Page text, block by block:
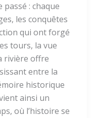
passé : chaque
les conquêtes
qui ont forgé
tours, la vue
rivière offre
entre la
historique
ainsi un
où l’histoire se